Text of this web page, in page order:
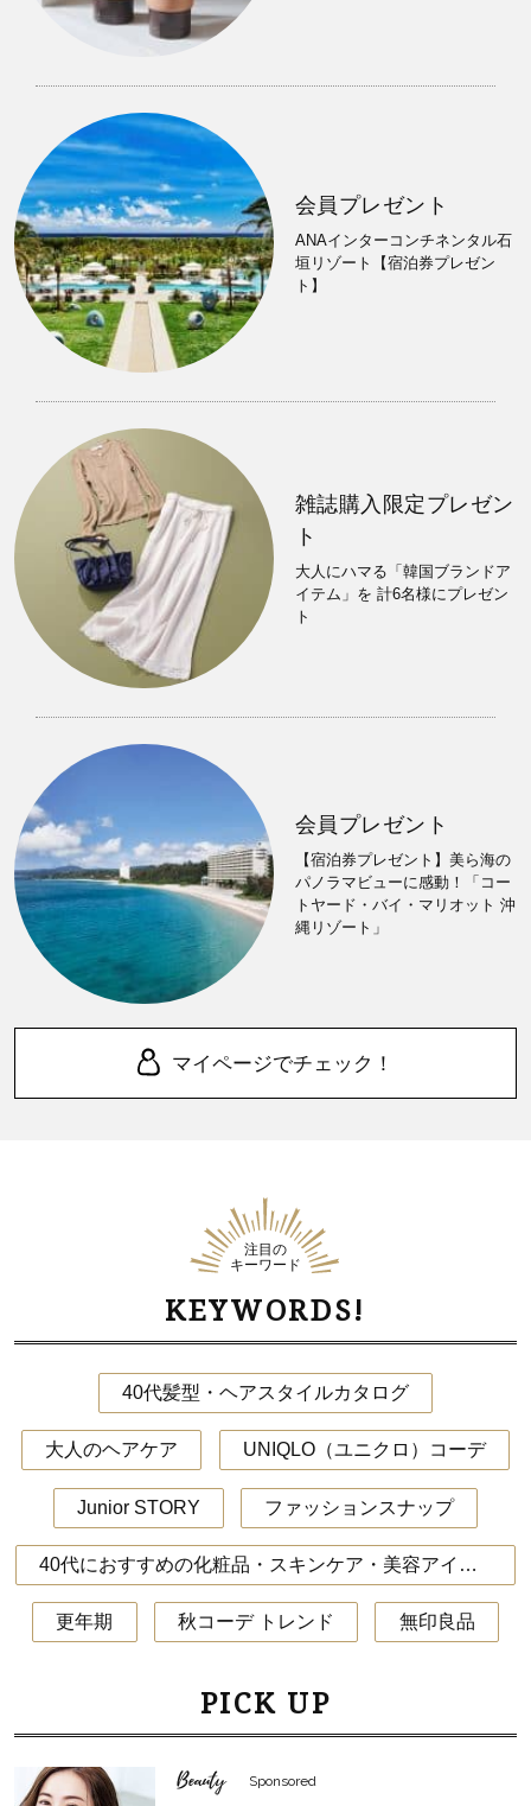
会員プレゼント
ANAインターコンチネンタル石
垣リゾート【宿泊券プレゼン
ト】
雑誌購入限定プレゼン
ト
大人にハマる「韓国ブランドア
イテム」を 計6名様にプレゼン
ト
会員プレゼント
【宿泊券プレゼント】美ら海の
パノラマビューに感動！「コー
トヤード・バイ・マリオット 沖
縄リゾート」
マイページでチェック！
注目の
キーワード
KEYWORDS!
40代髪型・ヘアスタイルカタログ
大人のヘアケア UNIQLO（ユニクロ）コーデ
Junior STORY ファッションスナップ
40代におすすめの化粧品・スキンケア・美容アイテム
更年期 秋コーデ トレンド 無印良品
PICK UP
Beauty Sponsored